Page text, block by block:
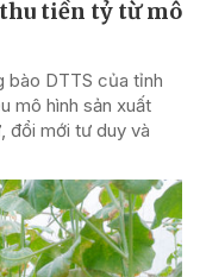
tiền tỷ từ mô
bào DTTS của tỉnh
mô hình sản xuất
đổi mới tư duy và